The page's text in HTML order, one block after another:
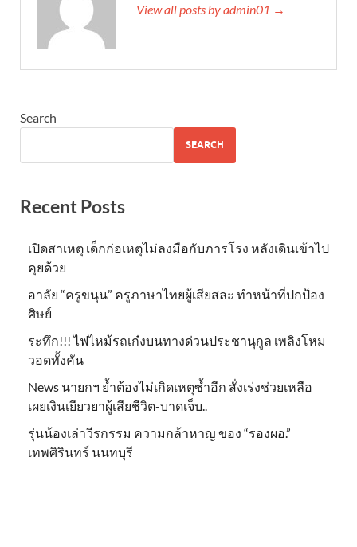
View all posts by admin01 →
Search
SEARCH
Recent Posts
เปิดสาเหตุ เด็กก่อเหตุไม่ลงมือกับภารโรง หลังเดินเข้าไป
คุยด้วย
อาลัย “ครูขนุน” ครูภาษาไทยผู้เสียสละ ทำหน้าที่ปกป้อง
ศิษย์
ระทึก!!! ไฟไหม้รถเก๋งบนทางด่วนประชานุกูล เพลิงโหม
วอดทั้งคัน
News นายกฯ ย้ำต้องไม่เกิดเหตุซ้ำอีก สั่งเร่งช่วยเหลือ
เผยเงินเยียวยาผู้เสียชีวิต-บาดเจ็บ..
รุ่นน้องเล่าวีรกรรม ความกล้าหาญ ของ “รองผอ.”
เทพศิรินทร์ นนทบุรี